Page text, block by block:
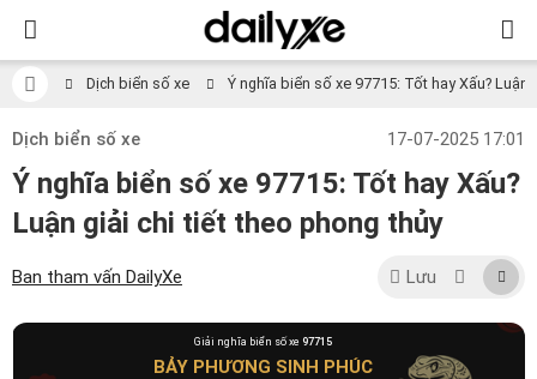
Dịch biển số xe Ý nghĩa biển số xe 97715: Tốt hay Xấu?
Dịch biển số xe 17-07-2025 17:01
Ý nghĩa biển số xe 97715: Tốt hay Xấu?
Luận giải chi tiết theo phong thủy
Ban tham vấn DailyXe Lưu
Giải nghĩa biển số xe 97715
BẢY PHƯƠNG SINH PHÚC